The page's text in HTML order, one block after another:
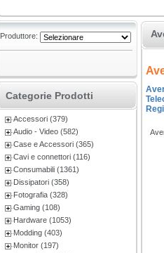
Produttore:
Categorie Prodotti
Accessori (379)
Audio - Video (582)
Case e Accessori (365)
Cavi e connettori (116)
Consumabili (1361)
Dissipatori (358)
Fotografia (328)
Gaming (108)
Hardware (1053)
Modding (403)
Monitor (197)